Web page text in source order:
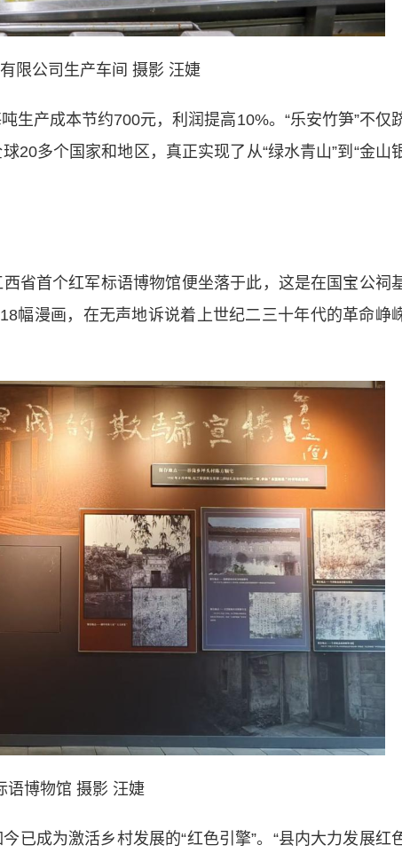
限公司生产车间 摄影 汪婕
产成本节约700元，利润提高10%。“乐安竹笋”不仅
20多个国家和地区，真正实现了从“绿水青山”到“金山
首个红军标语博物馆便坐落于此，这是在国宝公祠
幅漫画，在无声地诉说着上世纪二三十年代的革命峥
语博物馆 摄影 汪婕
成为激活乡村发展的“红色引擎”。“县内大力发展红